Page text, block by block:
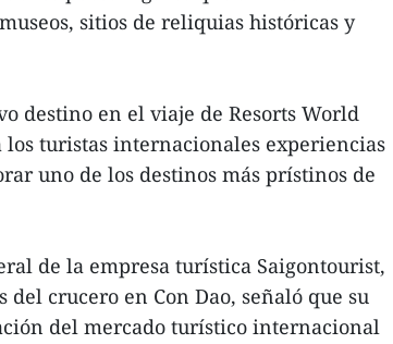
sitios de reliquias históricas y
destino en el viaje de Resorts World
turistas internacionales experiencias
uno de los destinos más prístinos de
de la empresa turística Saigontourist,
del crucero en Con Dao, señaló que su
del mercado turístico internacional